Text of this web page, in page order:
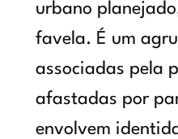
urbano
favela. É um
associadas pela
afastadas por
envolvem